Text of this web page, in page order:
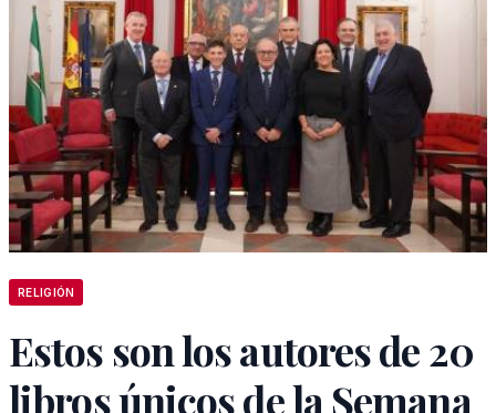
RELIGIÓN
Estos son los autores de 20
libros únicos de la Semana